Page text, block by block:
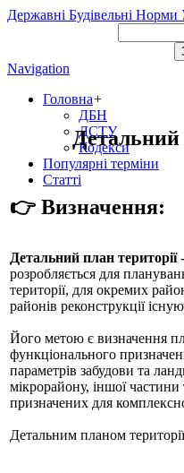
Державні Будівельні Норми
Navigation
Головна+
ДБН
ДСТУ
Кодекси
Популярні терміни
Статті
Детальний
👉 Визначення:
Детальний план території-
розробляється для
території, для окремих
районів реконструкції
Його метою є визначення
функціонального
параметрів забудови та
мікрорайону, іншої частини
призначених для
Детальним планом